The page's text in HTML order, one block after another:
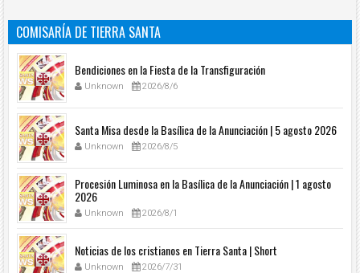
COMISARÍA DE TIERRA SANTA
Bendiciones en la Fiesta de la Transfiguración
Unknown 2026/8/6
Santa Misa desde la Basílica de la Anunciación | 5 agosto 2026
Unknown 2026/8/5
Procesión Luminosa en la Basílica de la Anunciación | 1 agosto
2026
Unknown 2026/8/1
Noticias de los cristianos en Tierra Santa | Short
Unknown 2026/7/31